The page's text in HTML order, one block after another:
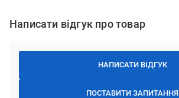
Написати відгук про товар
НАПИСАТИ ВІДГУК
ПОСТАВИТИ ЗАПИТАННЯ